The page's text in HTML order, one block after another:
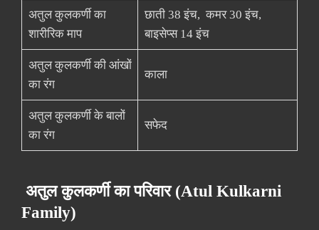
अतुल कुलकर्णी का
शारीरिक माप
छाती 38 इंच, कमर 30 इंच,
बाइसेप्स 14 इंच
अतुल कुलकर्णी की आंखों
का रंग
काला
अतुल कुलकर्णी के बालों
का रंग
सफेद
अतुल कुलकर्णी का परिवार (Atul Kulkarni
Family)